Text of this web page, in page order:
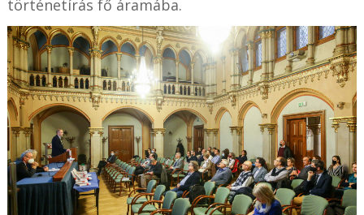
történetírás fő áramába.